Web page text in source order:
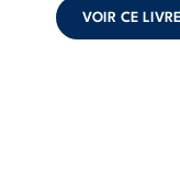
d’existence
VOIR CE LIVRE